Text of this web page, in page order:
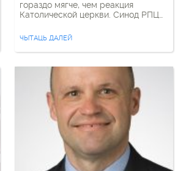
гораздо мягче, чем реакция
Католической церкви. Синод РПЦ
патриаршего экзарха в Беларуси,
митрополита Павла, который
извинился за преждевременное
Лукашенко с победой.
Католического же архиепископа
Тадеуша Кондрусевича,
гражданина Беларуси,
действующая власть не пустила в
страну – за слишком громкие
высказывания и […]
ЧЫТАЦЬ ДАЛЕЙ